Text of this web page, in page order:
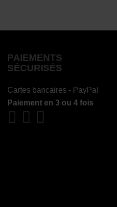
PAIEMENTS
SÉCURISÉS
Cartes bancaires - PayPal
Paiement en 3 ou 4 fois